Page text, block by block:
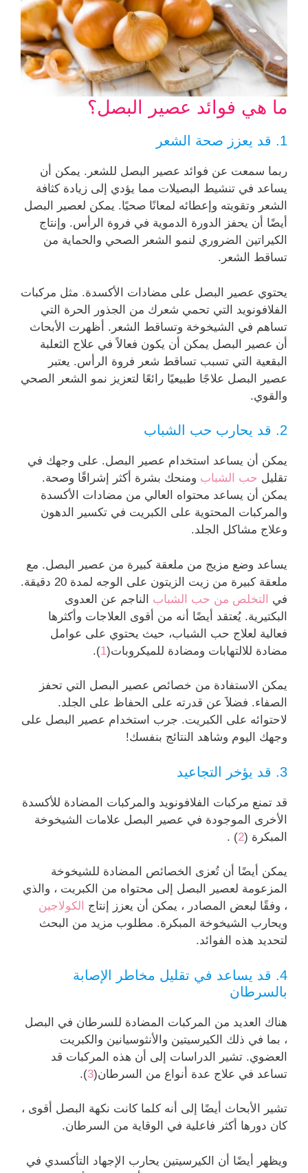
ما هي فوائد عصير البصل؟
1. قد يعزز صحة الشعر
ربما سمعت عن فوائد عصير البصل للشعر. يمكن أن
يساعد في تنشيط البصيلات مما يؤدي إلى زيادة كثافة
الشعر وتقويته وإعطائه لمعانًا صحيًا. يمكن لعصير البصل
أيضًا أن يحفز الدورة الدموية في فروة الرأس. وإنتاج
الكيراتين الضروري لنمو الشعر الصحي والحماية من
تساقط الشعر.
يحتوي عصير البصل على مضادات الأكسدة. مثل مركبات
الفلافونويد التي تحمي شعرك من الجذور الحرة التي
تساهم في الشيخوخة وتساقط الشعر. أظهرت الأبحاث
أن عصير البصل يمكن أن يكون فعالاً في علاج الثعلبة
البقعية التي تسبب تساقط شعر فروة الرأس. يعتبر
عصير البصل علاجًا طبيعيًا رائعًا لتعزيز نمو الشعر الصحي
والقوي.
2. قد يحارب حب الشباب
يمكن أن يساعد استخدام عصير البصل. على وجهك في
تقليل حب الشباب ومنحك بشرة أكثر إشراقًا وصحة.
يمكن أن يساعد محتواه العالي من مضادات الأكسدة
والمركبات المحتوية على الكبريت في تكسير الدهون
وعلاج مشاكل الجلد.
يساعد وضع مزيج من ملعقة كبيرة من عصير البصل. مع
ملعقة كبيرة من زيت الزيتون على الوجه لمدة 20 دقيقة.
في
التخلص من حب الشباب الناجم عن العدوى
البكتيرية. يُعتقد أيضًا أنه من أقوى العلاجات وأكثرها
فعالية لعلاج حب الشباب، حيث يحتوي على عوامل
مضادة للالتهابات ومضادة للميكروبات(1
).
يمكن الاستفادة من خصائص عصير البصل التي تحفز
الصفاء. فضلاََ عن قدرته على الحفاظ على الجلد.
لاحتوائه على الكبريت. جرب استخدام عصير البصل على
وجهك اليوم وشاهد النتائج بنفسك!
3. قد يؤخر التجاعيد
قد تمنع مركبات الفلافونويد والمركبات المضادة للأكسدة
الأخرى الموجودة في عصير البصل علامات الشيخوخة
المبكرة (2
) .
يمكن أيضًا أن تُعزى الخصائص المضادة للشيخوخة
المزعومة لعصير البصل إلى محتواه من الكبريت ، والذي
، وفقًا لبعض المصادر ، يمكن أن يعزز إنتاج
الكولاجين
ويحارب الشيخوخة المبكرة. مطلوب مزيد من البحث
لتحديد هذه الفوائد.
4. قد يساعد في تقليل مخاطر الإصابة
بالسرطان
هناك العديد من المركبات المضادة للسرطان في البصل
، بما في ذلك الكيرسيتين والأنثوسيانين والكبريت
العضوي. تشير الدراسات إلى أن هذه المركبات قد
تساعد في علاج عدة أنواع من السرطان(3
).
تشير الأبحاث أيضًا إلى أنه كلما كانت نكهة البصل أقوى ،
كان دورها أكثر فاعلية في الوقاية من السرطان.
ويظهر أيضًا أن الكيرسيتين يحارب الإجهاد التأكسدي في